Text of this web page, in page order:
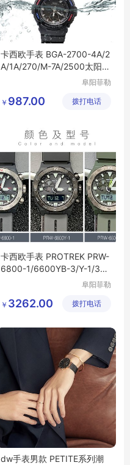
卡西欧手表 BGA-2700-4A/2
A/1A/270/M-7A/2500太阳能
阜阳菲勒
公司
￥ 987.00 拨打电话
卡西欧手表 PROTREK PRW-
6800-1/6600YB-3/Y-1/3光
阜阳菲勒
公司
￥ 3262.00 拨打电话
dw手表男款 PETITE系列潮